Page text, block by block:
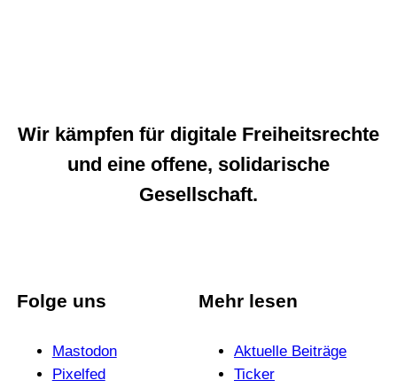
Wir kämpfen für digitale Freiheitsrechte
und eine offene, solidarische
Gesellschaft.
Folge uns
Mastodon
Pixelfed
Mehr lesen
Aktuelle Beiträge
Ticker